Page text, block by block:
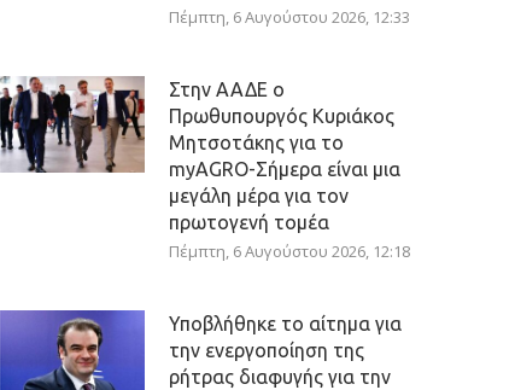
Πέμπτη, 6 Αυγούστου 2026, 12:33
Στην ΑΑΔΕ ο
Πρωθυπουργός Κυριάκος
Μητσοτάκης για το
myAGRO-Σήμερα είναι μια
μεγάλη μέρα για τον
πρωτογενή τομέα
Πέμπτη, 6 Αυγούστου 2026, 12:18
Υποβλήθηκε το αίτημα για
την ενεργοποίηση της
ρήτρας διαφυγής για την